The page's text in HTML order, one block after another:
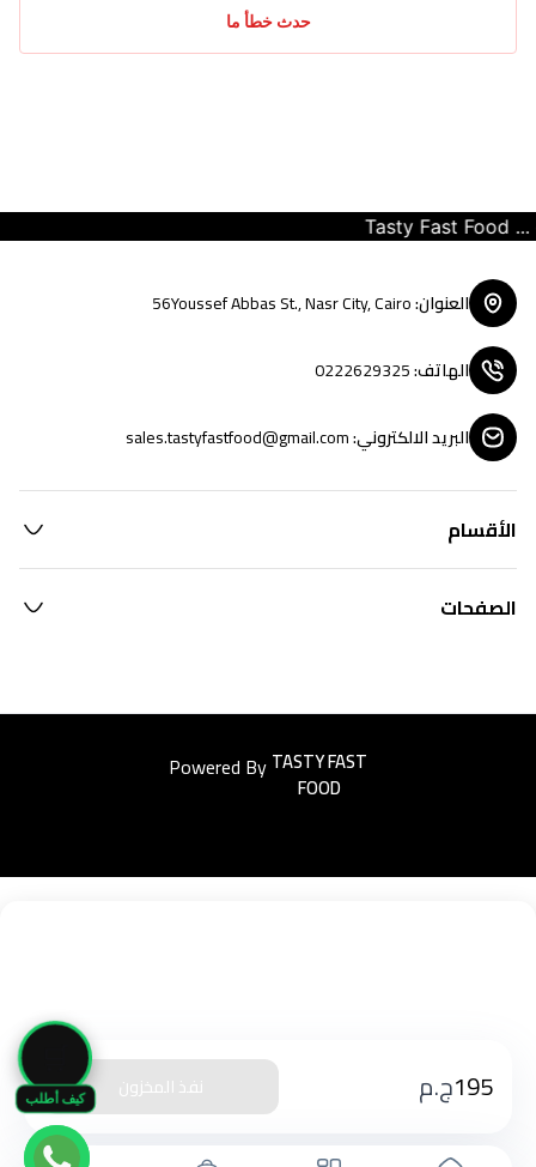
كيف أطلب
حدث خطأ ما
195ج.م نفذ المخزون
Tasty Fast Food ...
العنوان:
56Youssef Abbas St., Nasr City, Cairo
الهاتف:
0222629325
البريد الالكتروني:
sales.tastyfastfood@gmail.com
الأقسام
الصفحات
Powered ByEasyorders